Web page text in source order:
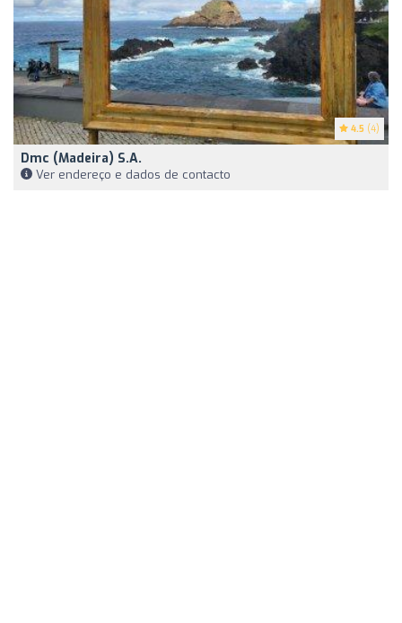
4.5 (4)
Dmc (Madeira) S.A.
Ver endereço e dados de contacto